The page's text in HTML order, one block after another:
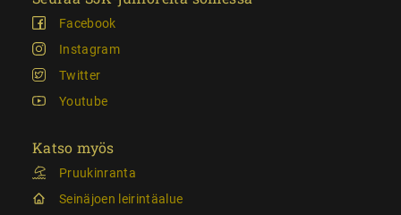
Facebook
Instagram
Twitter
Youtube
Katso myös
Pruukinranta
Seinäjoen leirintäalue